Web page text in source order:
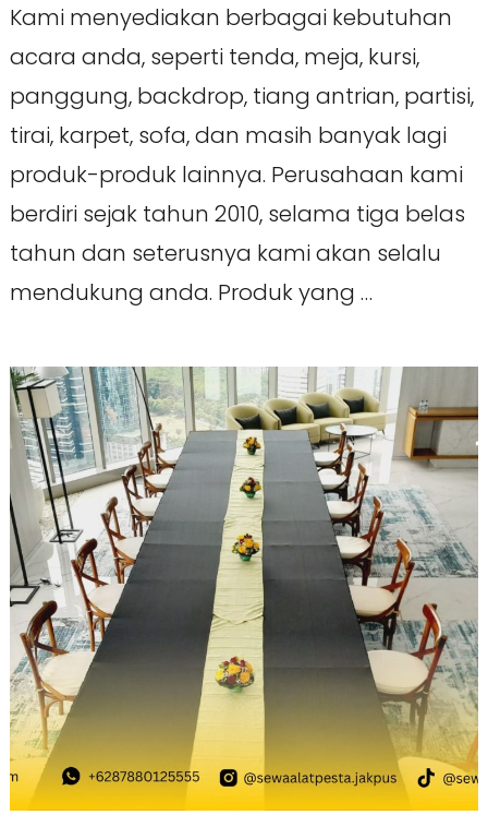
Kami menyediakan berbagai kebutuhan
acara anda, seperti tenda, meja, kursi,
panggung, backdrop, tiang antrian, partisi,
tirai, karpet, sofa, dan masih banyak lagi
produk-produk lainnya. Perusahaan kami
berdiri sejak tahun 2010, selama tiga belas
tahun dan seterusnya kami akan selalu
mendukung anda. Produk yang …